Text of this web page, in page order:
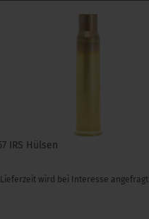
IRS Hülsen
Lieferzeit wird bei Interesse angefragt